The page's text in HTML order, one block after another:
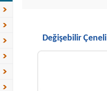
Değişebilir